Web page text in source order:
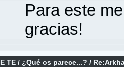
Para este
gracias!
TE / ¿Qué os parece...? /